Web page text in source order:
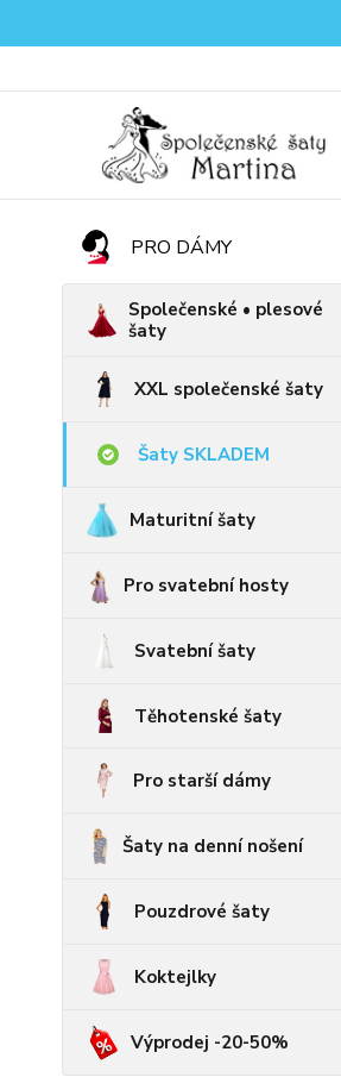
PRO DÁMY
Společenské • plesové
šaty
XXL společenské šaty
Šaty SKLADEM
Maturitní šaty
Pro svatební hosty
Svatební šaty
Těhotenské šaty
Pro starší dámy
Šaty na denní nošení
Pouzdrové šaty
Koktejlky
Výprodej -20-50%